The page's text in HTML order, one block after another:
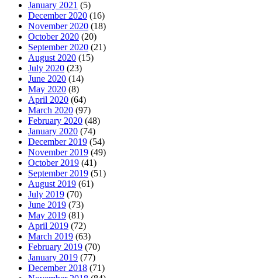
January 2021 (5)
December 2020 (16)
November 2020 (18)
October 2020 (20)
September 2020 (21)
August 2020 (15)
July 2020 (23)
June 2020 (14)
May 2020 (8)
April 2020 (64)
March 2020 (97)
February 2020 (48)
January 2020 (74)
December 2019 (54)
November 2019 (49)
October 2019 (41)
September 2019 (51)
August 2019 (61)
July 2019 (70)
June 2019 (73)
May 2019 (81)
April 2019 (72)
March 2019 (63)
February 2019 (70)
January 2019 (77)
December 2018 (71)